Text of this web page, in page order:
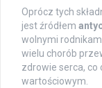
Oprócz tych
jest źródłem
wolnymi
wielu chorób
zdrowie serca, co
wartościowym.